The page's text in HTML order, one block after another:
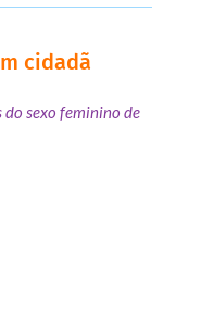
cidadã
sexo feminino de